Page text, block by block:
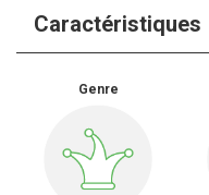
Caractéristiques
Genre